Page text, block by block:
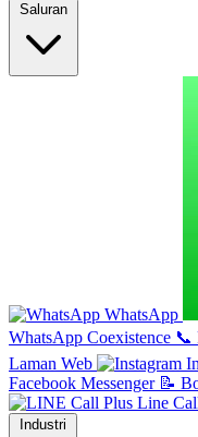
Saluran
WhatsApp
WhatsApp Coexistence 📞
Laman Web
Facebook Messenger 📝
Line
Industri